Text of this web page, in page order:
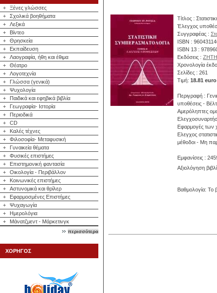
+
Ξένες γλώσσες
+
Σχολικά βοηθήματα
+
Λεξικά
+
Βίντεο
+
Θρησκεία
+
Εκπαίδευση
+
Λαογραφία, ήθη και έθιμα
+
Θέατρο
+
Λογοτεχνία
+
Γλώσσα (γενικά)
+
Ψυχολογία
+
Παιδικά και εφηβικά βιβλία
+
Γεωγραφία- Ιστορία
+
Περιοδικά
+
CD
+
Καλές τέχνες
+
Φιλοσοφία- Μεταφυσική
+
Γυναικεία θέματα
+
Φυσικές επιστήμες
+
Επιστημονική φαντασία
+
Οικολογία - Περιβάλλον
+
Κοινωνικές επιστήμες
+
Αστυνομικά και θρίλερ
+
Εφαρμοσμένες Επιστήμες
+
Ψυχαγωγία
+
Ημερολόγια
+
Μάνατζμεντ - Μάρκετινγκ
περισσότερα
ΧΟΡΗΓΟΣ
Τίτλος :
Έλεγχος
Συγγραφέας :
ISBN :
ISBN 13 :
Εκδόσεις : ΖΗΤΗ
Χρονολογία
Σελίδες : 261
Τιμή: 18.81 euro
Περιγραφή :
υποθέσεις -
Aμερόληπτες
Eφαρμογές των
Eλεγχος
μέθοδοι - Mη
Εμφανίσεις :
Αξιολόγηση
Βαθμολογία: Το